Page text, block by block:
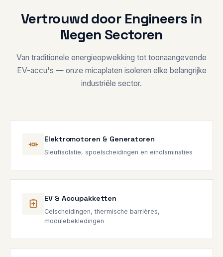
Vertrouwd door Engineers in
Negen Sectoren
Van traditionele energieopwekking tot toonaangevende
EV-accu's — onze micaplaten isoleren elke belangrijke
industriële sector.
Elektromotoren & Generatoren
Sleufisolatie, spoelscheidingen en eindlaminaties
EV & Accupakketten
Celscheidingen, thermische barrières,
modulebekledingen